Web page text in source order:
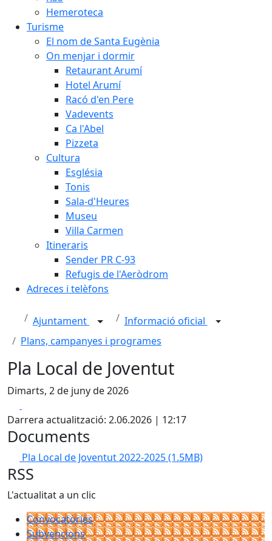
Hemeroteca
Turisme
El nom de Santa Eugènia
On menjar i dormir
Retaurant Arumí
Hotel Arumí
Racó d'en Pere
Vadevents
Ca l'Abel
Pizzeta
Cultura
Església
Tonis
Sala-d'Heures
Museu
Villa Carmen
Itineraris
Sender PR C-93
Refugis de l'Aeròdrom
Adreces i telèfons
Ajuntament
Informació oficial
Plans, campanyes i programes
Pla Local de Joventut
Dimarts, 2 de juny de 2026
Darrera actualització: 2.06.2026 | 12:17
Documents
Pla Local de Joventut 2022-2025(1.5MB)
RSS
L'actualitat a un clic
Convocatòries
Subvencions